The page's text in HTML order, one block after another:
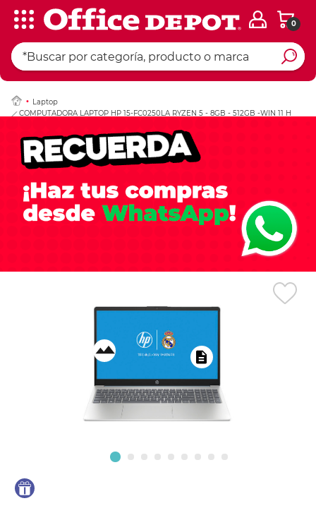
0
Laptop
COMPUTADORA LAPTOP HP 15-FC0250LA RYZEN 5 - 8GB - 512GB -WIN 11 H
Ingresar Codigo